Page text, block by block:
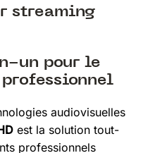
streaming
un pour le
audiovisuelles
est la solution tout-
professionnels